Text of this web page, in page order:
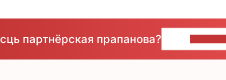
партнёрская прапанова?